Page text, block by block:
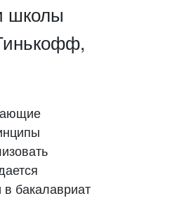
школы
бакалавриат